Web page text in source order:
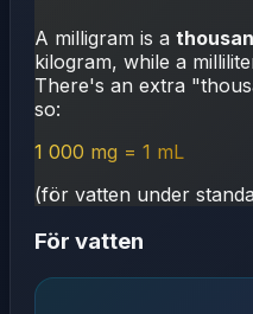
A milligram is a
kilogram, while a
There's an extra
so:
1 000 mg = 1 mL
(för vatten under
För vatten